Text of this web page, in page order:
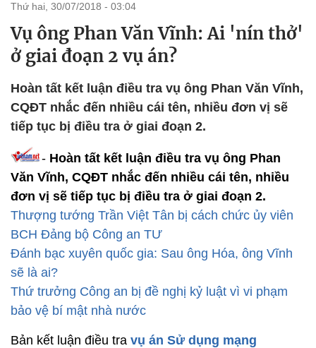
thứ hai, 30/07/2018 - 03:04
Vụ ông Phan Văn Vĩnh: Ai 'nín thở'
ở giai đoạn 2 vụ án?
Hoàn tất kết luận điều tra vụ ông Phan Văn Vĩnh,
CQĐT nhắc đến nhiều cái tên, nhiều đơn vị sẽ
tiếp tục bị điều tra ở giai đoạn 2.
- Hoàn tất kết luận điều tra vụ ông Phan
Văn Vĩnh, CQĐT nhắc đến nhiều cái tên, nhiều
đơn vị sẽ tiếp tục bị điều tra ở giai đoạn 2.
Thượng tướng Trần Việt Tân bị cách chức ủy viên
BCH Đảng bộ Công an TƯ
Đánh bạc xuyên quốc gia: Sau ông Hóa, ông Vĩnh
sẽ là ai?
Thứ trưởng Công an bị đề nghị kỷ luật vì vi phạm
bảo vệ bí mật nhà nước
Bản kết luận điều tra vụ án Sử dụng mạng